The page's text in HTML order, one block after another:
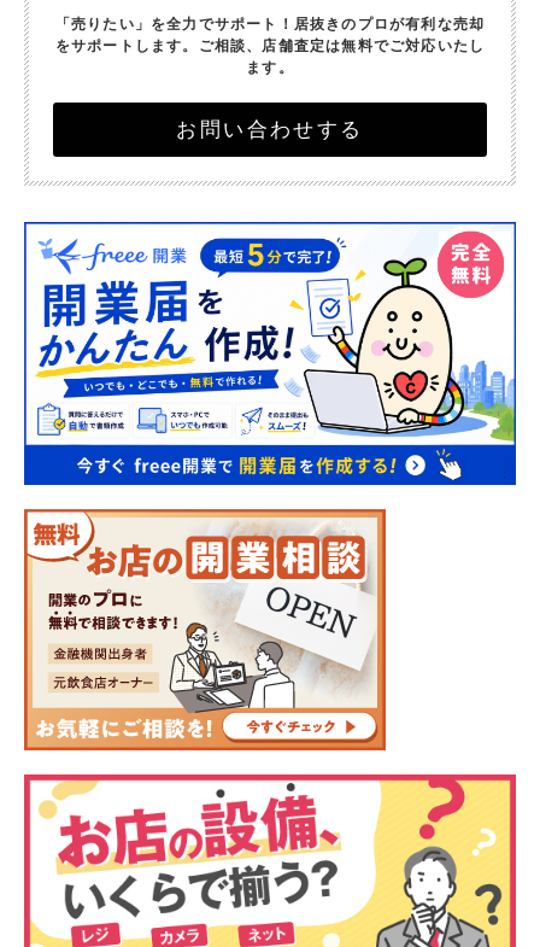
「売りたい」を全力でサポート！ 居抜きのプロが有利な売却
をサポートします。 ご相談、店舗査定は無料でご対応いたし
ます。
お問い合わせする